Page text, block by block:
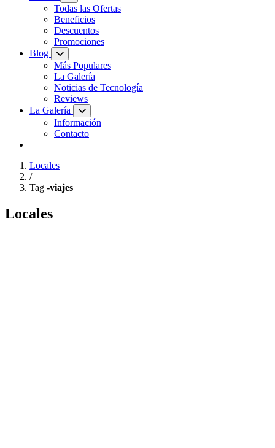
Todas las Ofertas
Beneficios
Descuentos
Promociones
Blog
Más Populares
La Galería
Noticias de Tecnología
Reviews
La Galería
Información
Contacto
Locales
/
Tag -viajes
Locales